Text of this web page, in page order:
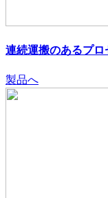
連続運搬のあるプロ
製品へ